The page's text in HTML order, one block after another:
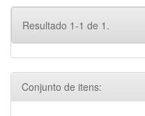
Resultado 1-1 de 1.
Conjunto de itens: